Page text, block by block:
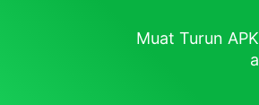
Muat Turun